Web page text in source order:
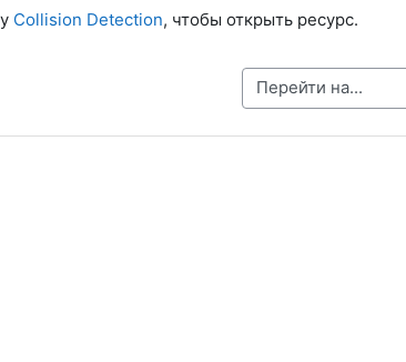
Collision Detection, чтобы открыть ресурс.
Перейти на...